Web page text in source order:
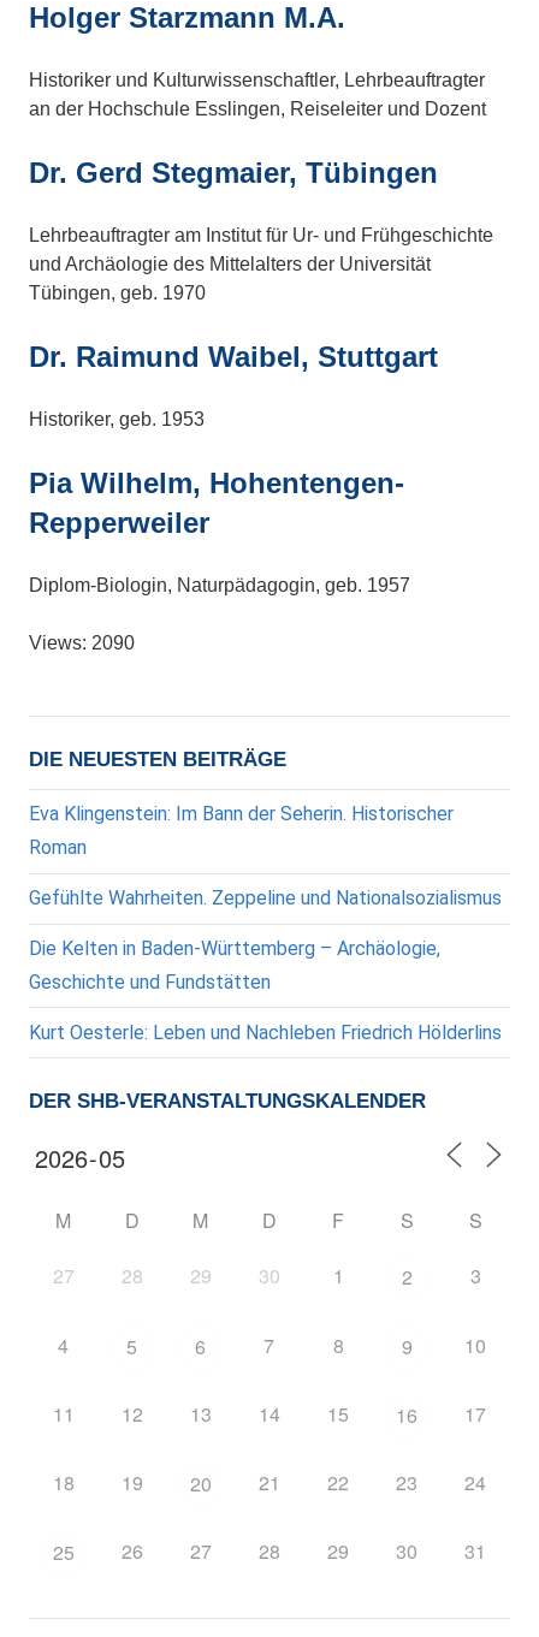
Holger Starzmann M.A.
Historiker und Kulturwissenschaftler, Lehrbeauftragter
an der Hochschule Esslingen, Reiseleiter und Dozent
Dr. Gerd Stegmaier, Tübingen
Lehrbeauftragter am Institut für Ur- und Frühgeschichte
und Archäologie des Mittelalters der Universität
Tübingen, geb. 1970
Dr. Raimund Waibel, Stuttgart
Historiker, geb. 1953
Pia Wilhelm, Hohentengen-
Repperweiler
Diplom-Biologin, Naturpädagogin, geb. 1957
Views: 2090
DIE NEUESTEN BEITRÄGE
Eva Klingenstein: Im Bann der Seherin. Historischer
Roman
Gefühlte Wahrheiten. Zeppeline und Nationalsozialismus
Die Kelten in Baden-Württemberg – Archäologie,
Geschichte und Fundstätten
Kurt Oesterle: Leben und Nachleben Friedrich Hölderlins
DER SHB-VERANSTALTUNGSKALENDER
M D M D F S S
27 28 29 30 1 2 3
4 5 6 7 8 9 10
11 12 13 14 15 16 17
18 19 20 21 22 23 24
25 26 27 28 29 30 31